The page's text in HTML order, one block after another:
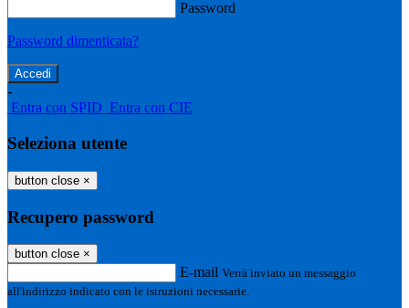
Password
Password dimenticata?
-
Entra con SPID Entra con CIE
Seleziona utente
button close ×
Recupero password
button close ×
E-mail Verrà inviato un messaggio
all'indirizzo indicato con le istruzioni necessarie.